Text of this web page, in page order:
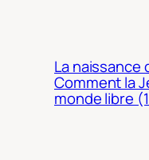
La naissance
Comment la
monde libre